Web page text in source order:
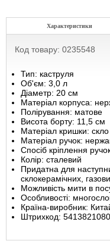
Характеристики
Код товару: 0235548
Тип: каструля
Об'єм: 3,0 л
Діаметр: 20 см
Матеріал корпуса:
Полірування: матове
Висота борту: 11,5 см
Матеріал кришки: скло
Матеріал ручок:
Спосіб кріплення
Колір: сталевий
Придатна для
склокерамічних,
Можливість мити в
Особливості:
Країна-виробник:
Штрихкод: